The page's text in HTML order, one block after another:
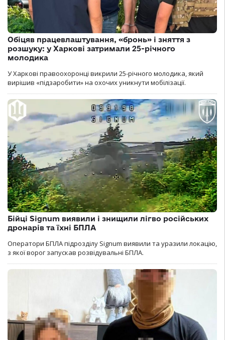
Обіцяв працевлаштування, «бронь» і зняття з
розшуку: у Харкові затримали 25-річного
молодика
У Харкові правоохоронці викрили 25-річного молодика, який
вирішив «підзаробити» на охочих уникнути мобілізації.
Бійці Signum виявили і знищили лігво російських
дронарів та їхні БПЛА
Оператори БПЛА підрозділу Signum виявили та уразили локацію,
з якої ворог запускав розвідувальні БПЛА.